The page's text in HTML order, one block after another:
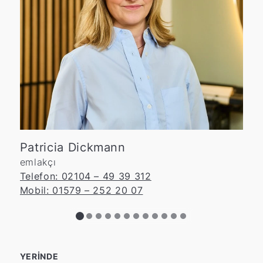
Yenileme durumu:Modernize
edilmiş banyolara, yeni ısıtma
sistemine veya yeni yenilenmiş
odalara sahip gayrimenkuller daha
yüksek fiyatlara satılmaktadır.
Enerji verimliliği: İyi bir
enerji
sertifikası
, Mettmann'daki alıcılar
için belirleyici bir faktördür.
Özel özellikler:
Mettmann'ın
büyük bahçeler, balkonlar veya
değeri artırır.
Bir emlakçı veya değerleme uzmanı,
olarak,Kartheuser Immobilien
bir emlakçı ile çalışıyorsanız,
alma fiyatının %3,57'sini (KDV dahil)
ödersiniz.Emlakçı hizmetleri
pazarlama, ziyaretler ve satış
görüşmelerini içerir.
Spekülasyon vergisi:
Mettmann'daki gayrimenkulünüzü10
yıl
geçmeden satarsanız ve bu
gayrimenkulü kendiniz
kullanmadıysanız, kâr üzerinden
spekülasyon vergisi
oranı, kişisel gelir vergisi oranınıza
göre belirlenir.
Geçerli birenerji sertifikasıyasal
Sertifikanın düzenlenmesi için
Patricia Dickmann
emlakçı
Telefon: 02104 – 49 39 312
Mobil: 01579 – 252 20 07
YERINDE